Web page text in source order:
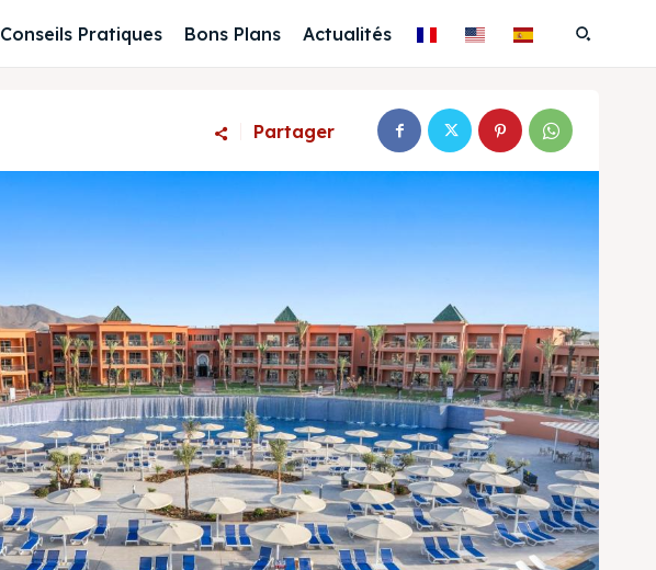
Recherche
Recherche
Conseils Pratiques Bons Plans Actualités
Partager